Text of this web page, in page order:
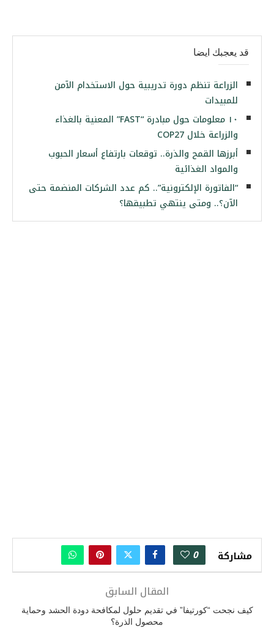
قد يعجبك ايضا
الزراعة تنظم دورة تدريبية حول الاستخدام الآمن
للمبيدات
١٠ معلومات حول مبادرة “FAST” المعنية بالغذاء
والزراعة خلال COP27
أبرزها القمح والذرة.. توقعات بارتفاع أسعار الحبوب
والمواد الغذائية
“الفاتورة الإلكترونية”.. كم عدد الشركات المنضمة حتى
الآن؟.. ومتى ينتهي تطبيقها؟
مشاركة 0
المقال السابق
كيف نجحت “كورتيفا” في تقديم حلول لمكافحة دودة الحشد وحماية
محصول الذرة؟